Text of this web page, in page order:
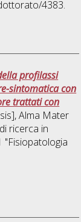
4383.
profilassi
sintomatica con
trattati con
Alma Mater
ricerca in
"Fisiopatologia